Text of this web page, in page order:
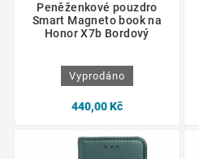
Peněženkové pouzdro
Smart Magneto book na
Honor X7b Bordový
Vyprodáno
440,00 Kč